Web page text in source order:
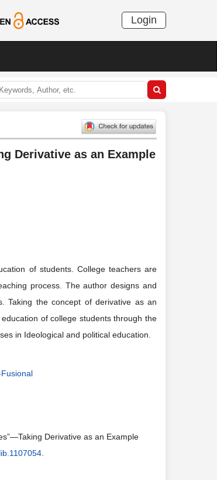
Login
Derivative as an Example
of students. College teachers are
process. The author designs and
Taking the concept of derivative as an
of college students through the
in Ideological and political education.
Derivative as an Example